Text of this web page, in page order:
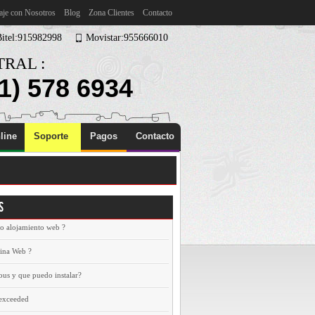
Contacto
Zona Clientes
Blog
con Nosotros
Movistar:955666010
:
578 6934
Soporte Pagos Contacto
alojamiento web ?
Web ?
y que puedo instalar?